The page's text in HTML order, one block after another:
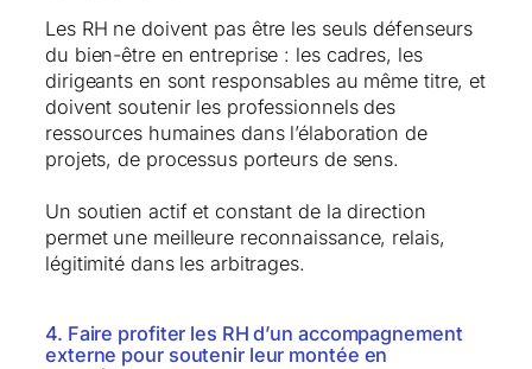
Les RH ne doivent pas être les seuls défenseurs
du bien-être en entreprise : les cadres, les
dirigeants en sont responsables au même titre, et
doivent soutenir les professionnels des
ressources humaines dans l’élaboration de
projets, de processus porteurs de sens.
Un soutien actif et constant de la direction
permet une meilleure reconnaissance, relais,
légitimité dans les arbitrages.
4. Faire profiter les RH d’un accompagnement
externe pour soutenir leur montée en